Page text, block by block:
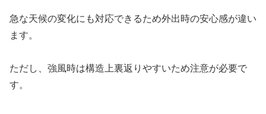
急な天候の変化にも対応できるため外出時の安心感が違い
ます。
ただし、強風時は構造上裏返りやすいため注意が必要で
す。